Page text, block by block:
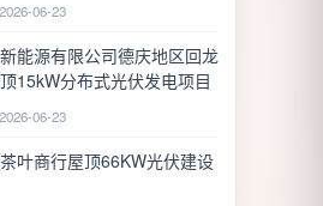
06-23
能源有限公司德庆地区回龙
15kW分布式光伏发电项目
06-23
叶商行屋顶66KW光伏建设